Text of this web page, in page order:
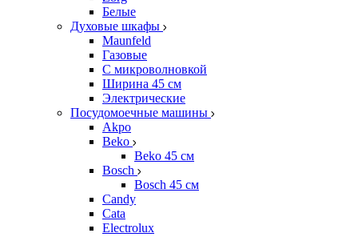
Белые
Духовые шкафы
Maunfeld
Газовые
С микроволновкой
Ширина 45 см
Электрические
Посудомоечные машины
Akpo
Beko
Beko 45 см
Bosch
Bosch 45 см
Candy
Cata
Electrolux